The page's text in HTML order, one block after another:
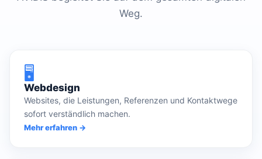
Weg.
🖥️
Webdesign
Websites, die Leistungen, Referenzen und Kontaktwege
sofort verständlich machen.
Mehr erfahren →